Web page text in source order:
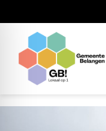
naar
inhoud